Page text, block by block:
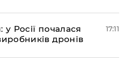
Росії почалася
дронів
17:11